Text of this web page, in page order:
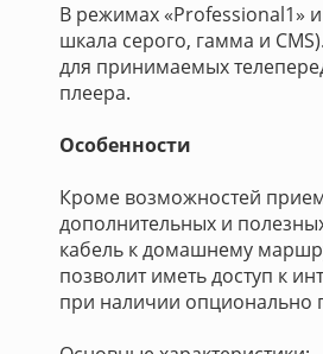
В режимах «Professional1»
шкала серого, гамма и
для принимаемых
плеера.
Особенности
Кроме возможностей
дополнительных и
кабель к домашнему
позволит иметь доступ к
при наличии опционально